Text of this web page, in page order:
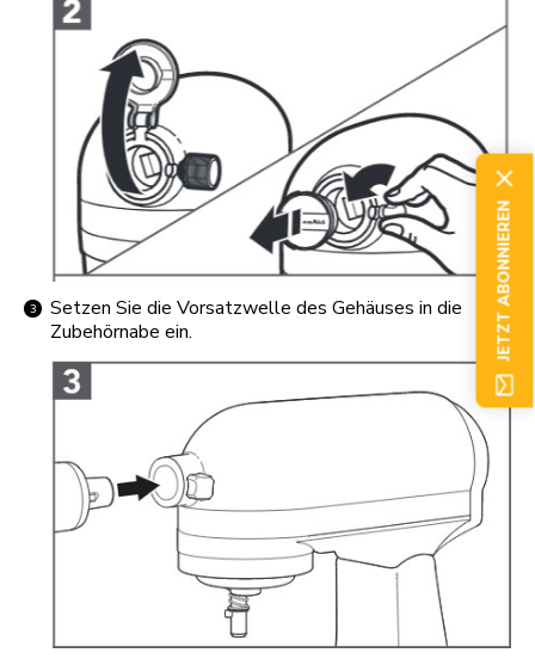
Setzen Sie die Vorsatzwelle des Gehäuses in die
Zubehörnabe ein.
JETZT ABONNIEREN